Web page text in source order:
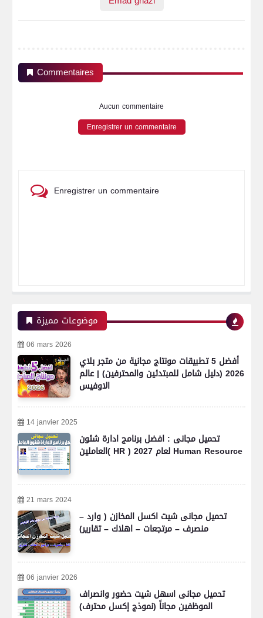
Commentaires
Aucun commentaire
Enregistrer un commentaire
Enregistrer un commentaire
موضوعات مميزة
06 mars 2026
أفضل 5 تطبيقات مونتاج مجانية من متجر بلاي
2026 (دليل شامل للمبتدئين والمحترفين) | عالم
الاوفيس
14 janvier 2025
تحميل مجانى : افضل برنامج ادارة شئون
العاملين( HR ) لعام 2027 Human Resource
21 mars 2024
تحميل مجانى شيت اكسل المخازن ( وارد –
منصرف – مرتجعات – اهلاك – تقارير)
06 janvier 2026
تحميل مجانى اسهل شيت حضور وانصراف
الموظفين مجاناً (نموذج إكسل محترف)